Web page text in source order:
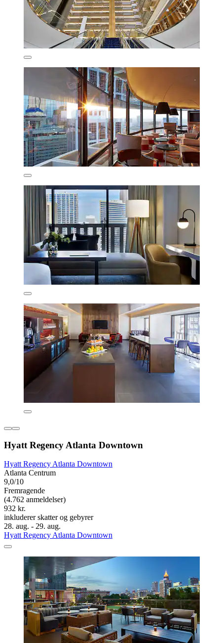
Hyatt Regency Atlanta Downtown
Hyatt Regency Atlanta Downtown
Atlanta Centrum
9,0/10
Fremragende
(4.762 anmeldelser)
932 kr.
inkluderer skatter og gebyrer
28. aug. - 29. aug.
Hyatt Regency Atlanta Downtown